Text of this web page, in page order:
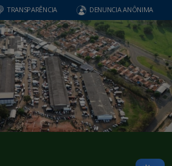
TRANSPARÊNCIA DENUNCIA ANÔNIMA